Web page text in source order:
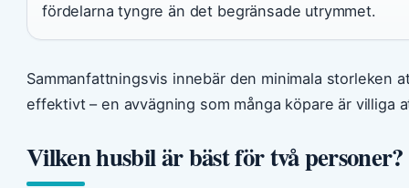
fördelarna tyngre än det begränsade utrymmet.
Sammanfattningsvis innebär den minimala storleken
effektivt – en avvägning som många köpare är villiga
Vilken husbil är bäst för två personer?